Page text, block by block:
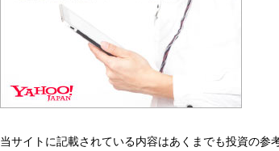
当サイトに記載されている内容はあくまでも投資の